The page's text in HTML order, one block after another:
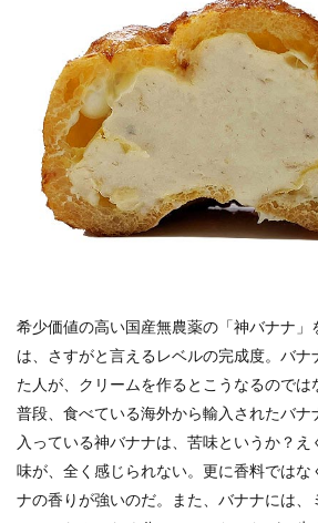
希少価値の高い国産無農薬の「神バナナ」
は、さすがと言えるレベルの完成度。バナ
た人が、クリームを作るとこうなるのでは
普段、食べている海外から輸入されたバナ
入っている神バナナは、苦味というか？
味が、全く感じられない。更に香料ではな
ナの香りが強いのだ。また、バナナには、